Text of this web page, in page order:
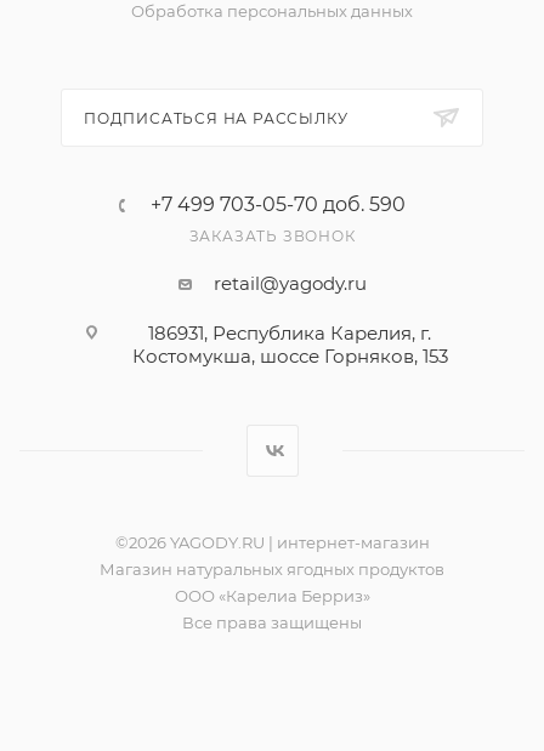
Обработка персональных данных
ПОДПИСАТЬСЯ НА РАССЫЛКУ
+7 499 703-05-70 доб. 590
ЗАКАЗАТЬ ЗВОНОК
retail@yagody.ru
186931, Республика Карелия, г.
Костомукша, шоссе Горняков, 153
©2026 YAGODY.RU | интернет-магазин
Магазин натуральных ягодных продуктов
ООО «Карелиа Берриз»
Все права защищены